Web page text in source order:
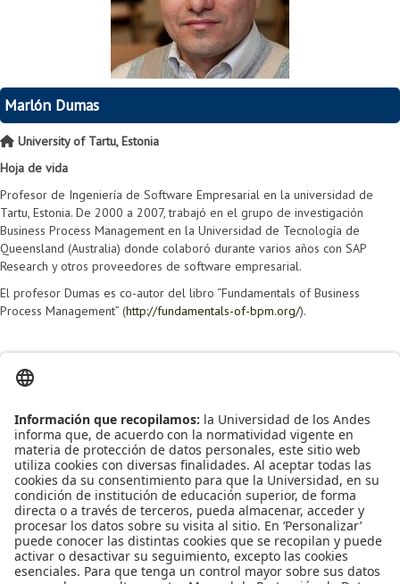
Marlón Dumas
University of Tartu, Estonia
Hoja de vida
Profesor de Ingeniería de Software Empresarial en la universidad de
Tartu, Estonia. De 2000 a 2007, trabajó en el grupo de investigación
Business Process Management en la Universidad de Tecnología de
Queensland (Australia) donde colaboró durante varios años con SAP
Research y otros proveedores de software empresarial.
El profesor Dumas es co-autor del libro “Fundamentals of Business
Process Management” (http://fundamentals-of-bpm.org/).
Oscar González